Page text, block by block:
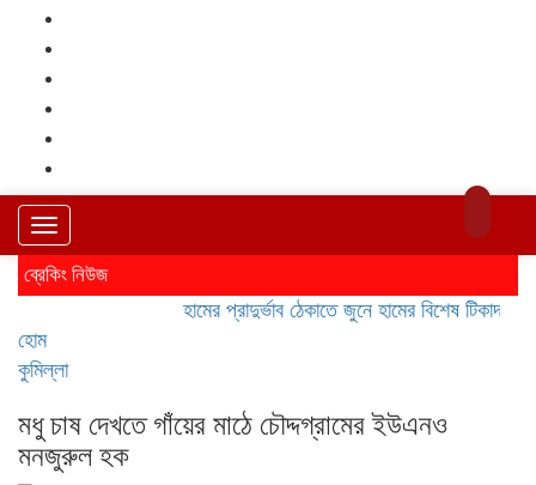
Toggle
navigation
ব্রেকিং নিউজ
হামের প্রাদুর্ভাব ঠেকাতে জুনে হামের বিশেষ টিকাদান;
হোম
কুমিল্লা
মধু চাষ দেখতে গাঁয়ের মাঠে চৌদ্দগ্রামের ইউএনও
মনজুরুল হক